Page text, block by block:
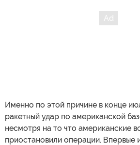
Именно по этой причине в конце
ракетный удар по американской
несмотря на то что американские
приостановили операции. Впервые